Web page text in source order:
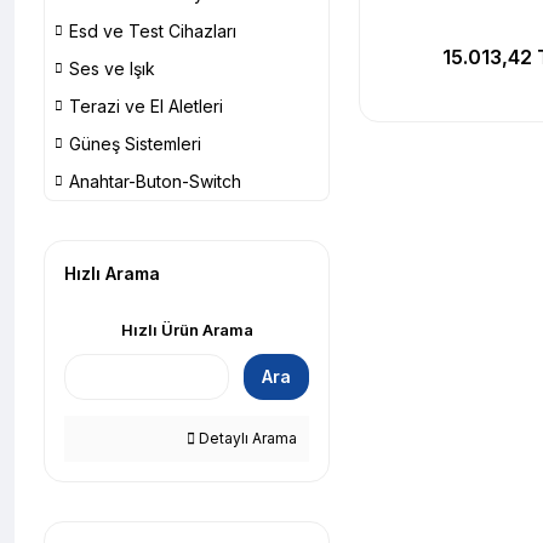
Esd ve Test Cihazları
Ses ve Işık
Terazi ve El Aletleri
Güneş Sistemleri
Anahtar-Buton-Switch
Hızlı Arama
Hızlı Ürün Arama
Ara
Detaylı Arama
15.013,42